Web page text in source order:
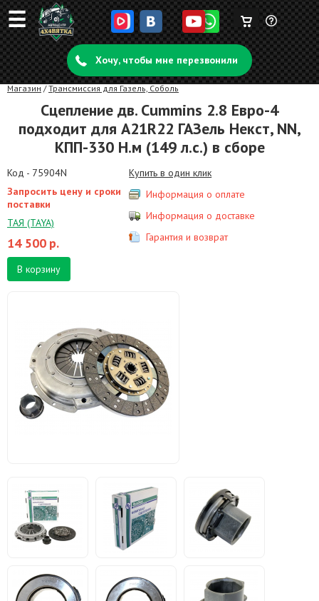
☰ Задать
вопрос
Корзина
пуста
Хочу, чтобы мне перезвонили
Магазин /Трансмиссия для Газель, Соболь
Сцепление дв. Cummins 2.8 Евро-4
подходит для А21R22 ГАЗель Некст, NN,
КПП-330 Н.м (149 л.с.) в сборе
Код - 75904N
Запросить цену и сроки
поставки
ТАЯ (TAYA)
14 500 р.
В корзину
Купить в один клик
Информация о оплате
Информация о доставке
Гарантия и возврат